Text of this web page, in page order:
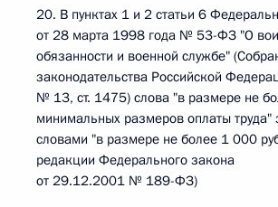
20. В пунктах 1 и 2 статьи 6
от 28 марта 1998 года № 53-ФЗ "О
обязанности и военной службе"
законодательства Российской
№ 13, ст. 1475) слова "в размере не
минимальных размеров оплаты труда"
словами "в размере не более 1 000
редакции Федерального закона
от 29.12.2001 № 189-ФЗ)